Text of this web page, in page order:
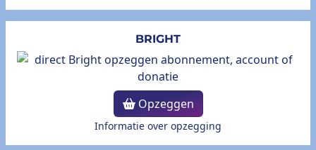
BRIGHT
Opzeggen
Informatie over opzegging